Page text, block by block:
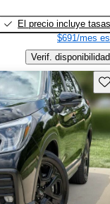
El precio incluye tasas
$691/mes
Verif. disponibilidad